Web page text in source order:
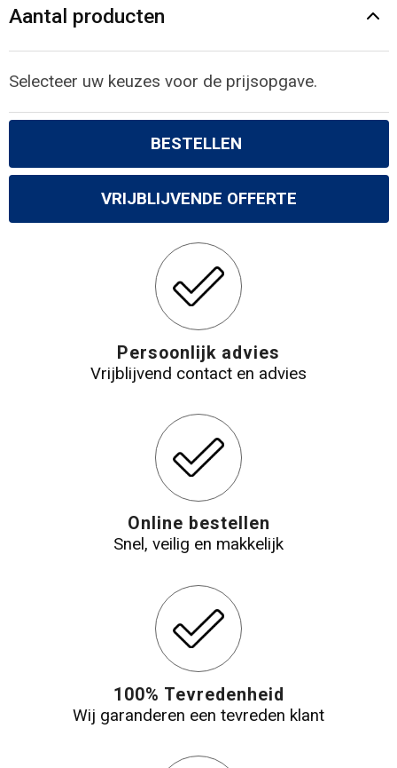
Aantal producten
Selecteer uw keuzes voor de prijsopgave.
BESTELLEN
VRIJBLIJVENDE OFFERTE
Persoonlijk advies
Vrijblijvend contact en advies
Online bestellen
Snel, veilig en makkelijk
100% Tevredenheid
Wij garanderen een tevreden klant